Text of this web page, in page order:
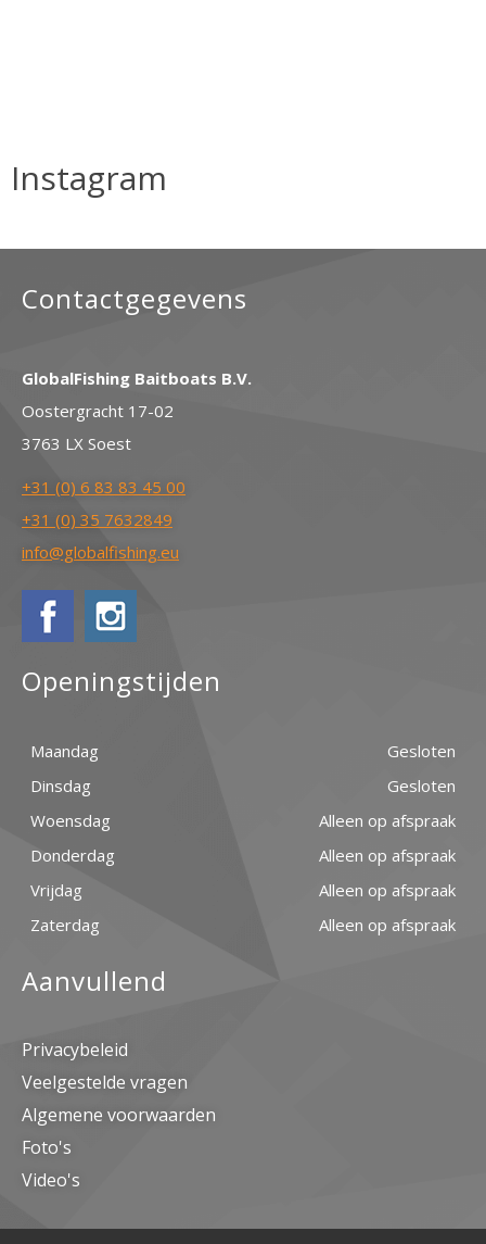
Instagram
Contactgegevens
GlobalFishing Baitboats B.V.
Oostergracht 17-02
3763 LX Soest
+31 (0) 6 83 83 45 00
+31 (0) 35 7632849
info@globalfishing.eu
Openingstijden
Maandag
Gesloten
Dinsdag
Gesloten
Woensdag
Alleen op afspraak
Donderdag
Alleen op afspraak
Vrijdag
Alleen op afspraak
Zaterdag
Alleen op afspraak
Aanvullend
Privacybeleid
Veelgestelde vragen
Algemene voorwaarden
Foto's
Video's